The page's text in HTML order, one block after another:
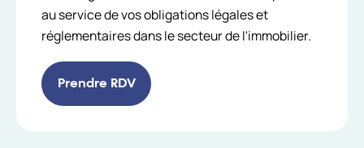
au service de vos obligations légales et
réglementaires dans le secteur de l'immobilier.
Prendre RDV